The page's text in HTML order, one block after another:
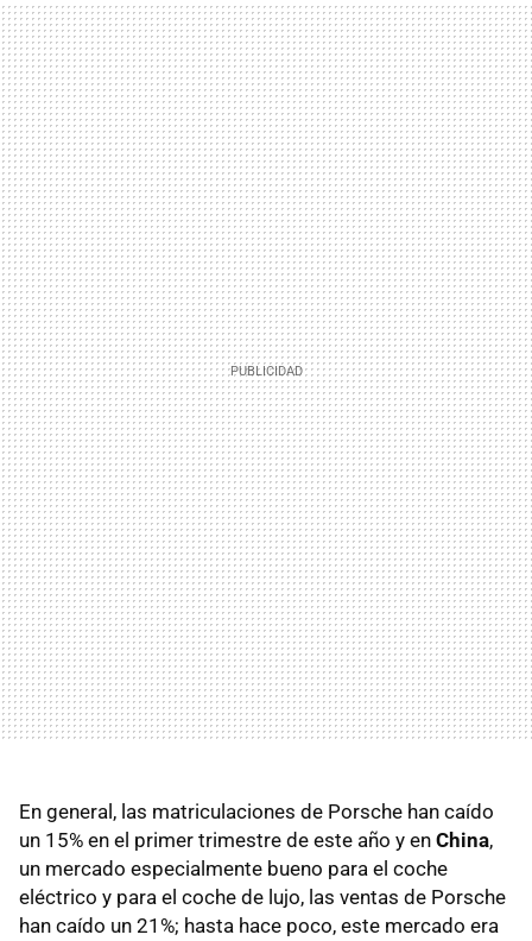
En general, las matriculaciones de Porsche han caído
un 15% en el primer trimestre de este año y en China,
un mercado especialmente bueno para el coche
eléctrico y para el coche de lujo, las ventas de Porsche
han caído un 21%; hasta hace poco, este mercado era